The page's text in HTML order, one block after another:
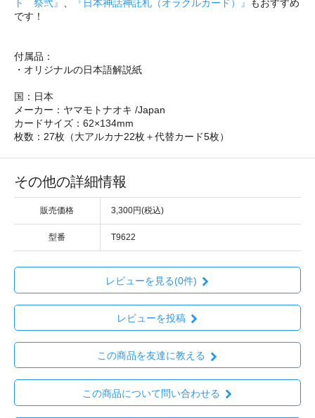
ト 祭弐』 、 『日本神話神託札（オラクルカード）』
もおすすめ
です！
付属品：
・オリジナルの日本語解説紙
国：日本
メーカー：ヤマモトナオキ /Japan
カードサイズ：62×134mm
枚数：27枚（大アルカナ22枚＋代替カード5枚）
その他の詳細情報
販売価格 3,300円(税込)
型番 T9622
レビューを見る(0件)
レビューを投稿
この商品を友達に教える
この商品について問い合わせる